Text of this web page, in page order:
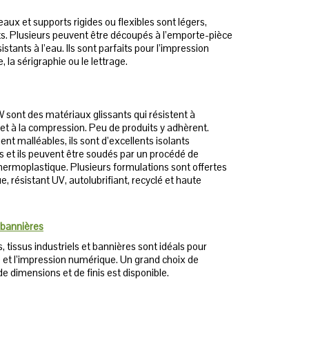
et supports rigides ou flexibles sont légers,
Plusieurs peuvent être découpés à l’emporte-pièce
à l’eau. Ils sont parfaits pour l’impression
la sérigraphie ou le lettrage.
sont des matériaux glissants qui résistent à
à la compression. Peu de produits y adhèrent.
malléables, ils sont d’excellents isolants
et ils peuvent être soudés par un procédé de
Plusieurs formulations sont offertes
résistant UV, autolubrifiant, recyclé et haute
tissus industriels et bannières sont idéals pour
et l’impression numérique. Un grand choix de
dimensions et de finis est disponible.